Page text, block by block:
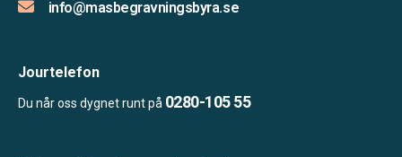
info@masbegravningsbyra.se
Jourtelefon
Du når oss dygnet runt på 0280-105 55